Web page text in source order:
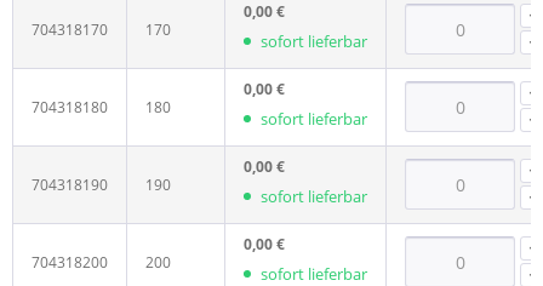
704318170 170
0,00 €
sofort lieferbar
704318180 180
0,00 €
sofort lieferbar
704318190 190
0,00 €
sofort lieferbar
704318200 200
0,00 €
sofort lieferbar